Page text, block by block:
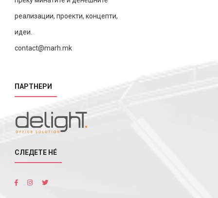
реализации, проекти, концепти,
идеи.
contact@marh.mk
ПАРТНЕРИ
СЛЕДЕТЕ НÉ